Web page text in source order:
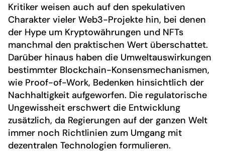
Kritiker weisen auch auf den spekulativen
Charakter vieler Web3-Projekte hin, bei denen
der Hype um Kryptowährungen und NFTs
manchmal den praktischen Wert überschattet.
Darüber hinaus haben die Umweltauswirkungen
bestimmter Blockchain-Konsensmechanismen,
wie Proof-of-Work, Bedenken hinsichtlich der
Nachhaltigkeit aufgeworfen. Die regulatorische
Ungewissheit erschwert die Entwicklung
zusätzlich, da Regierungen auf der ganzen Welt
immer noch Richtlinien zum Umgang mit
dezentralen Technologien formulieren.